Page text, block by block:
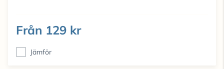
Från 129 kr
Jämför